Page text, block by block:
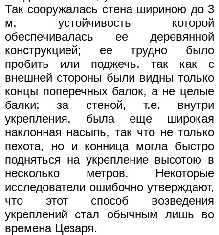
Так сооружалась стена шириною до 3
м, устойчивость которой
обеспечивалась ее деревянной
конструкцией; ее трудно было
пробить или поджечь, так как с
внешней стороны были видны только
концы поперечных балок, а не целые
балки; за стеной, т.е. внутри
укрепления, была еще широкая
наклонная насыпь, так что не только
пехота, но и конница могла быстро
подняться на укрепление высотою в
несколько метров. Некоторые
исследователи ошибочно утверждают,
что этот способ возведения
укреплений стал обычным лишь во
времена Цезаря.